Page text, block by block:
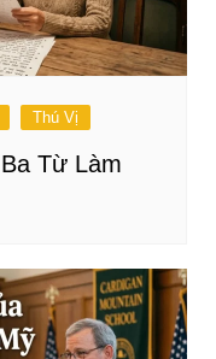
Thú Vị
Từ Làm